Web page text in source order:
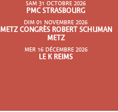
SAM 31 OCTOBRE 2026
PMC STRASBOURG
DIM 01 NOVEMBRE 2026
METZ CONGRÈS ROBERT SCHUMAN
METZ
MER 16 DÉCEMBRE 2026
LE K REIMS